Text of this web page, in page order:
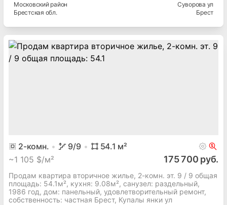
Московскийрайон
Брестская обл.
Суворова ул
Брест
2-комн. 9/9 54.1 м²
~1 105 $/м² 175 700 руб.
Продам квартира вторичное жилье, 2-комн. эт. 9 / 9 общая
площадь: 54.1м², кухня: 9.08м², cанузел: раздельный,
1986 год, дом: панельный, удовлетворительный ремонт,
собственность: частная Брест, Купалы янки ул